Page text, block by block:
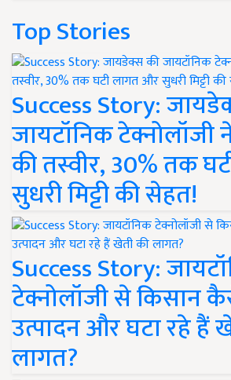
Top Stories
Success Story:
जायटॉनिक टेक्नोलॉजी
की तस्वीर, 30% तक
सुधरी मिट्टी की सेहत!
Success Story:
टेक्नोलॉजी से किसान
उत्पादन और घटा रहे हैं
लागत?